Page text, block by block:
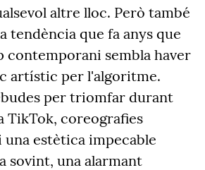
altre lloc. Però també
tendència que fa anys que
contemporani sembla haver
artístic per l'algoritme.
per triomfar durant
TikTok, coreografies
una estètica impecable
sovint, una alarmant